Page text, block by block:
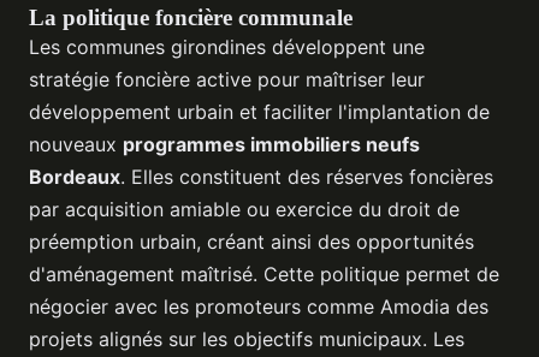
La politique foncière communale
Les communes girondines développent une
stratégie foncière active pour maîtriser leur
développement urbain et faciliter l'implantation de
nouveaux programmes immobiliers neufs
Bordeaux. Elles constituent des réserves foncières
par acquisition amiable ou exercice du droit de
préemption urbain, créant ainsi des opportunités
d'aménagement maîtrisé. Cette politique permet de
négocier avec les promoteurs comme Amodia des
projets alignés sur les objectifs municipaux. Les